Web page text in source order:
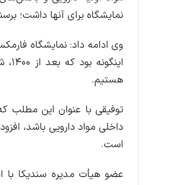
نمایشگاه برای آنها داشت؛
وی ادامه داد: نمایشگاه
هستیم.
توفیقی با عنوان این مطلب
داخلی مواد دارویی باشد،
است.
عضو هیأت مدیره سندیکا با